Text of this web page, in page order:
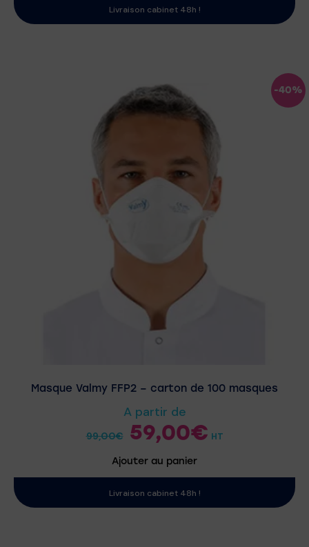
Livraison cabinet 48h !
-40%
Masque Valmy FFP2 – carton de 100 masques
A partir de
99,00€ 59,00€ HT
Ajouter au panier
Livraison cabinet 48h !